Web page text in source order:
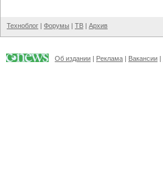
Техноблог | Форумы | ТВ | Архив
Об издании | Реклама | Вакансии |